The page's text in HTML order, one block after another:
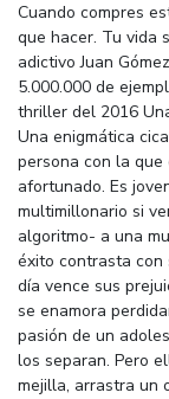
Cuando compres
que hacer. Tu vida
adictivo Juan
5.000.000 de
thriller del 2016
Una enigmática
persona con la que
afortunado. Es
multimillonario si
algoritmo- a una
éxito contrasta con
día vence sus
se enamora
pasión de un
los separan. Pero
mejilla, arrastra un